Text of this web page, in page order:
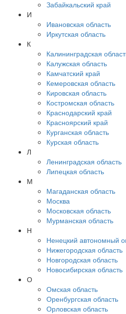
Забайкальский край
И
Ивановская область
Иркутская область
К
Калининградская
Калужская область
Камчатский край
Кемеровская область
Кировская область
Костромская область
Краснодарский край
Красноярский край
Курганская область
Курская область
Л
Ленинградская область
Липецкая область
М
Магаданская область
Москва
Московская область
Мурманская область
Н
Ненецкий автономный
Нижегородская область
Новгородская область
Новосибирская область
О
Омская область
Оренбургская область
Орловская область